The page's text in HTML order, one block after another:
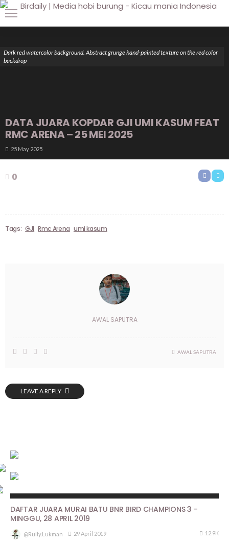
DATA JUARA KOPDAR GJI UMI KASUM FEAT
RMC ARENA – 25 MEI 2025
25 May 2025
Dark red watercolor background. Abstract grunge hand-painted texture on the red color
backdrop
0
Tags: GJI Rmc Arena umi kasum
AWAL SAPUTRA
AWAL SAPUTRA
LEAVE A REPLY
DAFTAR JUARA MURAI BATU BNR BIRD CHAMPIONS 3 –
MINGGU, 28 APRIL 2019
@rully.lukman 29 April 2019 12.9K